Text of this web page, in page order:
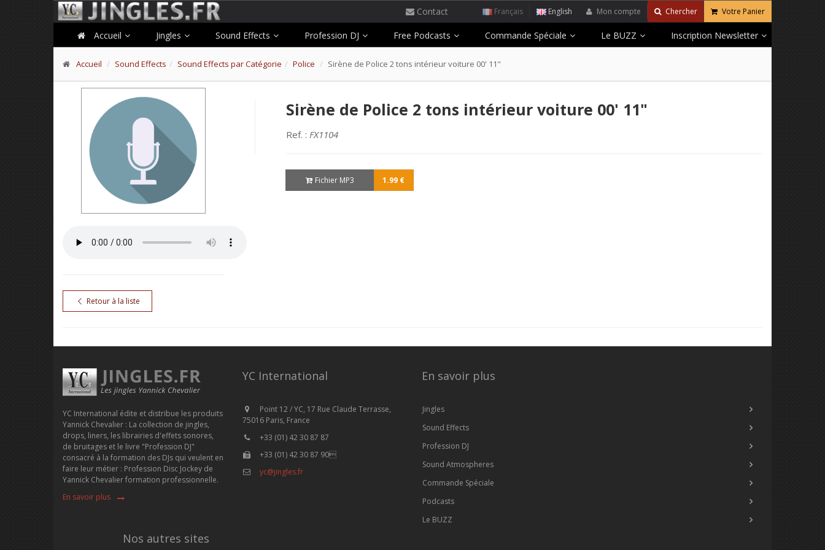
Contact Français English Mon compte Chercher Votre Panier
Accueil Jingles Sound Effects Profession DJ Free Podcasts Commande Spéciale Le BUZZ Inscription Newsletter
Accueil Sound Effects Sound Effects par Catégorie Police Sirène de Police 2 tons intérieur voiture 00' 11"
Retour à la liste
Sirène de Police 2 tons intérieur voiture 00' 11"
Ref. : FX1104
Fichier MP3 1.99 €
YC International édite et distribue les produits
Yannick Chevalier : La collection de jingles,
drops, liners, les librairies d'effets sonores,
de bruitages et le livre "Profession DJ"
consacré à la formation des DJs qui veulent en
faire leur métier : Profession Disc Jockey de
Yannick Chevalier formation professionnelle.
YC International
Point 12 / YC, 17 Rue Claude Terrasse,
75016 Paris, France
+33 (01) 42 30 87 87
+33 (01) 42 30 87 90
yc@jingles.fr
En savoir plus
En savoir plus
Jingles
Sound Effects
Profession DJ
Sound Atmospheres
Commande Spéciale
Podcasts
Le BUZZ
Nos autres sites